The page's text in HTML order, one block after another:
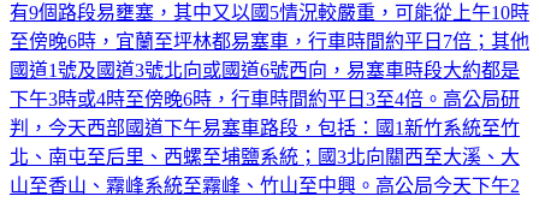
有9個路段易壅塞，其中又以國5情況較嚴重，可能從上午10時
至傍晚6時，宜蘭至坪林都易塞車，行車時間約平日7倍；其他
國道1號及國道3號北向或國道6號西向，易塞車時段大約都是
下午3時或4時至傍晚6時，行車時間約平日3至4倍。高公局研
判，今天西部國道下午易塞車路段，包括：國1新竹系統至竹
北、南屯至后里、西螺至埔鹽系統；國3北向關西至大溪、大
山至香山、霧峰系統至霧峰、竹山至中興。高公局今天下午2